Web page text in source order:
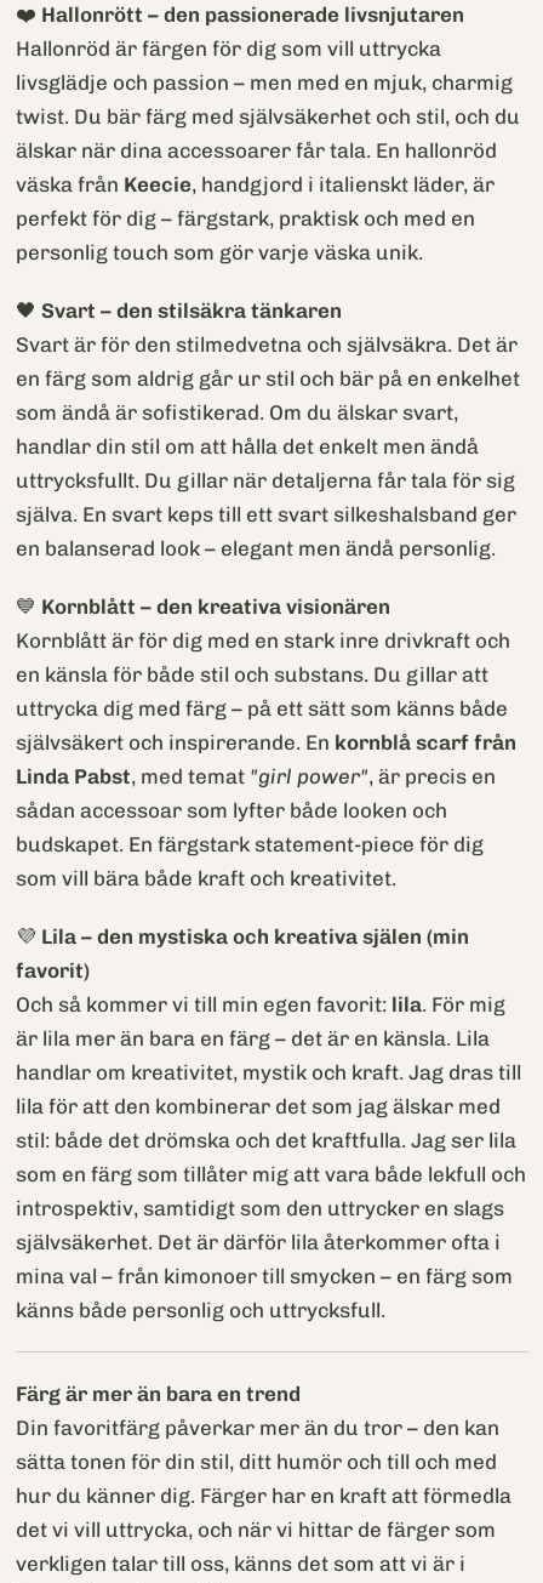
❤️ Hallonrött – den passionerade livsnjutaren
Hallonröd är färgen för dig som vill uttrycka
livsglädje och passion – men med en mjuk, charmig
twist. Du bär färg med självsäkerhet och stil, och du
älskar när dina accessoarer får tala. En hallonröd
väska från Keecie, handgjord i italienskt läder, är
perfekt för dig – färgstark, praktisk och med en
personlig touch som gör varje väska unik.
🖤 Svart – den stilsäkra tänkaren
Svart är för den stilmedvetna och självsäkra. Det är
en färg som aldrig går ur stil och bär på en enkelhet
som ändå är sofistikerad. Om du älskar svart,
handlar din stil om att hålla det enkelt men ändå
uttrycksfullt. Du gillar när detaljerna får tala för sig
själva. En svart keps till ett svart silkeshalsband ger
en balanserad look – elegant men ändå personlig.
💙 Kornblått – den kreativa visionären
Kornblått är för dig med en stark inre drivkraft och
en känsla för både stil och substans. Du gillar att
uttrycka dig med färg – på ett sätt som känns både
självsäkert och inspirerande. En kornblå scarf från
Linda Pabst, med temat "girl power", är precis en
sådan accessoar som lyfter både looken och
budskapet. En färgstark statement-piece för dig
som vill bära både kraft och kreativitet.
💜 Lila – den mystiska och kreativa själen (min
favorit)
Och så kommer vi till min egen favorit: lila. För mig
är lila mer än bara en färg – det är en känsla. Lila
handlar om kreativitet, mystik och kraft. Jag dras till
lila för att den kombinerar det som jag älskar med
stil: både det drömska och det kraftfulla. Jag ser lila
som en färg som tillåter mig att vara både lekfull och
introspektiv, samtidigt som den uttrycker en slags
självsäkerhet. Det är därför lila återkommer ofta i
mina val – från kimonoer till smycken – en färg som
känns både personlig och uttrycksfull.
Färg är mer än bara en trend
Din favoritfärg påverkar mer än du tror – den kan
sätta tonen för din stil, ditt humör och till och med
hur du känner dig. Färger har en kraft att förmedla
det vi vill uttrycka, och när vi hittar de färger som
verkligen talar till oss, känns det som att vi är i